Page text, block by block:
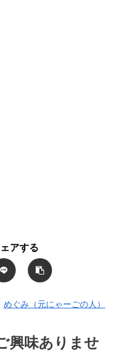
アする
めぐみ（元にゃーごの人）
興味ありませ